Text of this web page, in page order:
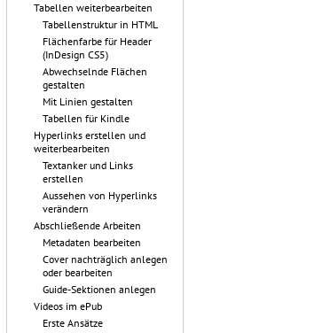
Tabellen weiterbearbeiten
Tabellenstruktur in HTML
Flächenfarbe für Header
(InDesign CS5)
Abwechselnde Flächen
gestalten
Mit Linien gestalten
Tabellen für Kindle
Hyperlinks erstellen und
weiterbearbeiten
Textanker und Links
erstellen
Aussehen von Hyperlinks
verändern
Abschließende Arbeiten
Metadaten bearbeiten
Cover nachträglich anlegen
oder bearbeiten
Guide-Sektionen anlegen
Videos im ePub
Erste Ansätze